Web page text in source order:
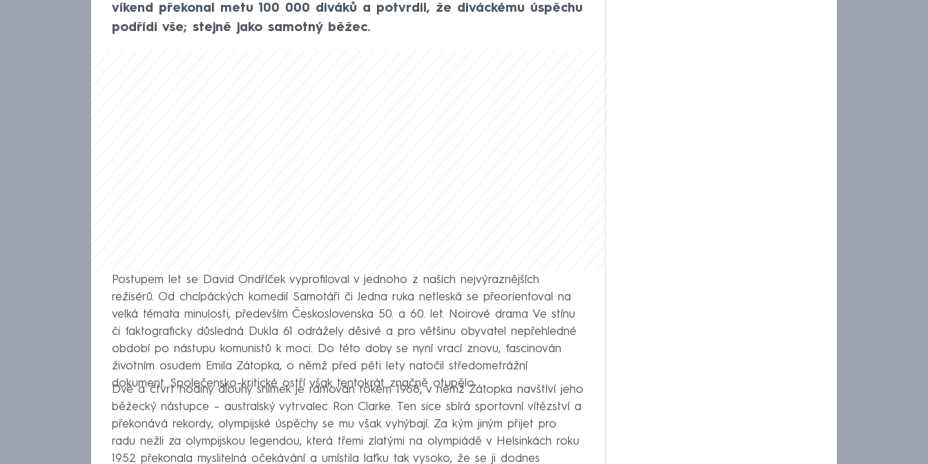
víkend překonal metu 100 000 diváků a potvrdil, že diváckému úspěchu
podřídí vše; stejně jako samotný běžec.
Postupem let se David Ondříček vyprofiloval v jednoho z našich nejvýraznějších
režisérů. Od chcípáckých komedií Samotáři či Jedna ruka netleská se přeorientoval na
velká témata minulosti, především Československa 50. a 60. let. Noirové drama Ve stínu
či faktograficky důsledná Dukla 61 odrážely děsivé a pro většinu obyvatel nepřehledné
období po nástupu komunistů k moci. Do této doby se nyní vrací znovu, fascinován
životním osudem Emila Zátopka, o němž před pěti lety natočil středometrážní
dokument. Společensko-kritické ostří však tentokrát značně otupělo.
Dvě a čtvrt hodiny dlouhý snímek je rámován rokem 1968, v němž Zátopka navštíví jeho
běžecký nástupce – australský vytrvalec Ron Clarke. Ten sice sbírá sportovní vítězství a
překonává rekordy, olympijské úspěchy se mu však vyhýbají. Za kým jiným přijet pro
radu nežli za olympijskou legendou, která třemi zlatými na olympiádě v Helsinkách roku
1952 překonala myslitelná očekávání a umístila laťku tak vysoko, že se ji dodnes